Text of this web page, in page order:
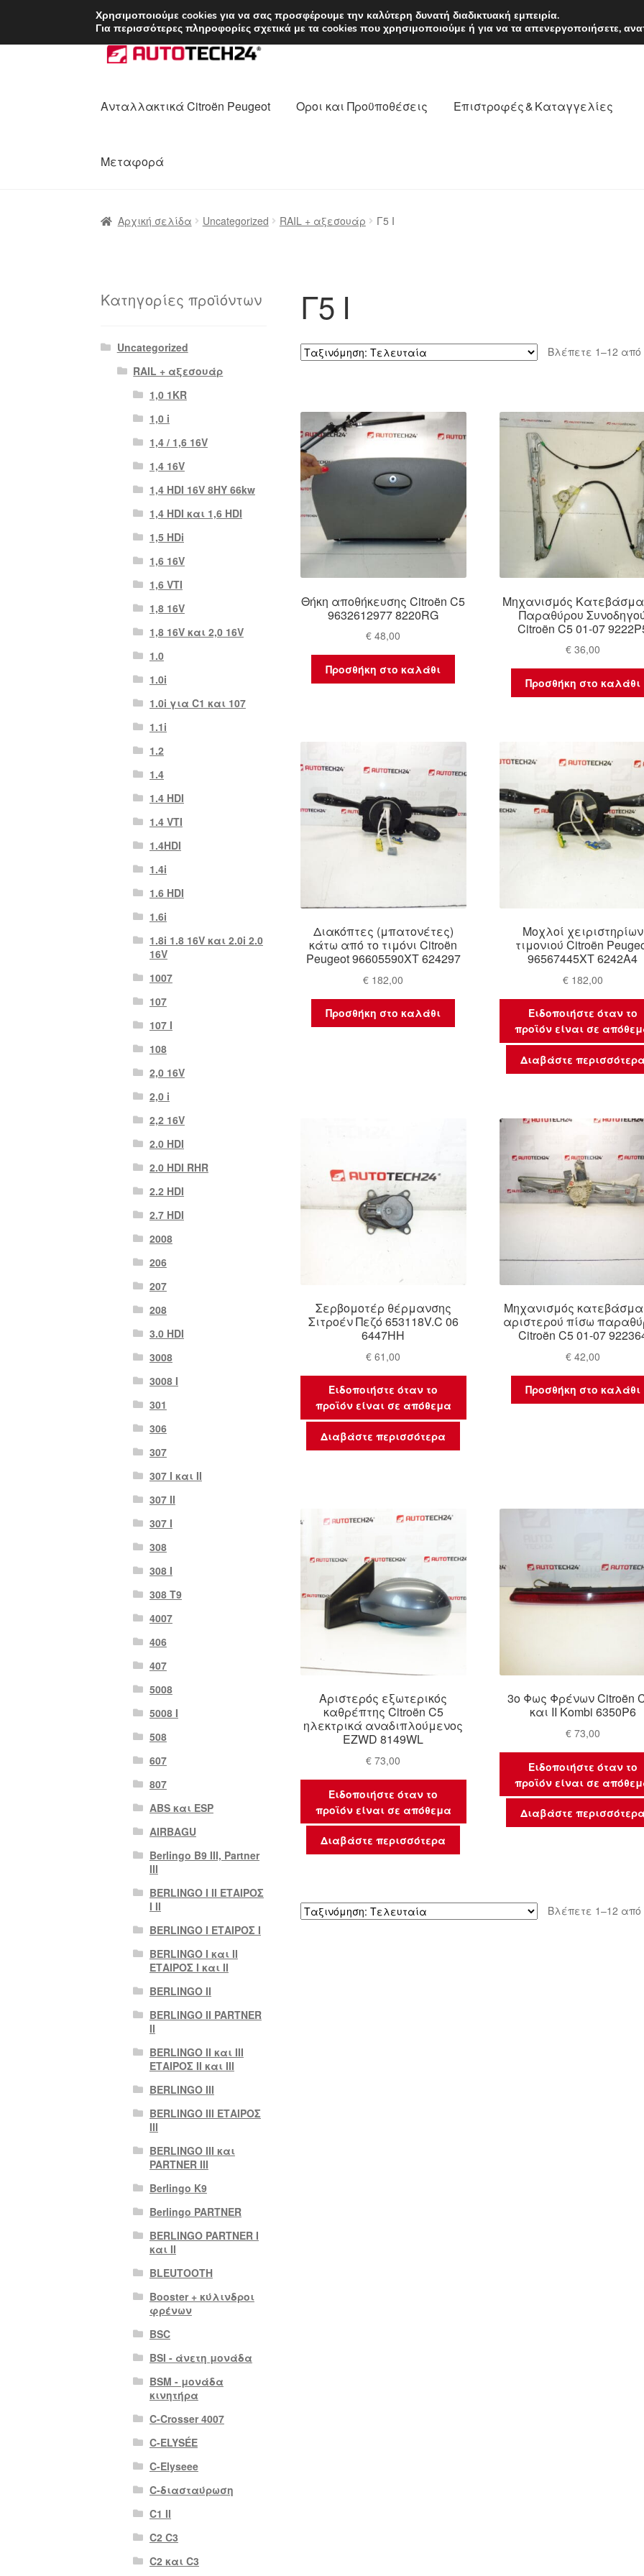
ΑΠΟΣΤΟΛΗ από 7 EUR Δευτέρα-Παρ.
Απευθείας
μετάβαση
πλοήγηση
Μετάβαση
σε
Ανταλλακτικά Citroën Peugeot Οροι και Προϋποθέσεις Επιστροφές & Καταγγελίες
Μεταφορά
Αρχική σελίδα Uncategorized RAIL + αξεσουάρ Γ5 Ι
Γ5 Ι
Βλέπετε 1–12
Θήκη αποθήκευσης Citroën C5
9632612977 8220RG
€ 48,00
Προσθήκη στο καλάθι
Μηχανισμός
Παραθύρου
Citroën C5 01-07
€36,00
Προσθήκη στο καλάθι
Διακόπτες (μπατονέτες)
κάτω από το τιμόνι Citroën
Peugeot 96605590XT 624297
€ 182,00
Προσθήκη στο καλάθι
Μοχλοί χειριστηρίων
τιμονιού Citroën
96567445XT 6242A4
€182,00
Ειδοποιήστε όταν το
προϊόν είναι σε
Διαβάστε περισσότερα
Σερβομοτέρ θέρμανσης
Σιτροέν Πεζό 653118V.C 06
6447HH
€ 61,00
Ειδοποιήστε όταν το
προϊόν είναι σε απόθεμα
Διαβάστε περισσότερα
Μηχανισμός
αριστερού πίσω
Citroën C5 01-07
€42,00
Προσθήκη στο καλάθι
Αριστερός εξωτερικός
καθρέπτης Citroën C5
ηλεκτρικά αναδιπλούμενος
EZWD 8149WL
€ 73,00
Ειδοποιήστε όταν το
προϊόν είναι σε απόθεμα
Διαβάστε περισσότερα
3ο Φως Φρένων Citroën
και II Kombi 6350P6
€73,00
Ειδοποιήστε όταν το
προϊόν είναι σε
Διαβάστε περισσότερα
Βλέπετε 1–12
Κατηγορίες προϊόντων
Uncategorized
RAIL + αξεσουάρ
1,0 1KR
1,0 i
1,4 / 1,6 16V
1,4 16V
1,4 HDI 16V 8HY 66kw
1,4 HDI και 1,6 HDI
1,5 HDi
1,6 16V
1,6 VTI
1,8 16V
1,8 16V και 2,0 16V
1.0
1.0i
1.0i για C1 και 107
1.1i
1.2
1.4
1.4 HDI
1.4 VTI
1.4HDI
1.4i
1.6 HDI
1.6i
1.8i 1.8 16V και 2.0i 2.0
16V
1007
107
107 Ι
108
2,0 16V
2,0 i
2,2 16V
2.0 HDI
2.0 HDI RHR
2.2 HDI
2.7 HDI
2008
206
207
208
3.0 HDI
3008
3008 Ι
301
306
307
307 I και II
307 II
307 Ι
308
308 Ι
308 Τ9
4007
406
407
5008
5008 Ι
508
607
807
ABS και ESP
AIRBAGU
Berlingo B9 III, Partner
III
BERLINGO I II ΕΤΑΙΡΟΣ
I II
BERLINGO I ΕΤΑΙΡΟΣ Ι
BERLINGO I και II
ΕΤΑΙΡΟΣ I και II
BERLINGO II
BERLINGO II PARTNER
II
BERLINGO II και III
ΕΤΑΙΡΟΣ II και III
BERLINGO III
BERLINGO III ΕΤΑΙΡΟΣ
III
BERLINGO III και
PARTNER III
Berlingo K9
Berlingo PARTNER
BERLINGO PARTNER I
και II
BLEUTOOTH
Booster + κύλινδροι
φρένων
BSC
BSI - άνετη μονάδα
BSM - μονάδα
κινητήρα
C-Crosser 4007
C-ELYSÉE
C-Elyseee
C-διασταύρωση
C1 II
C2 C3
C2 και C3
Χρησιμοποιούμε cookies για να σας προσφέρουμε την καλύτερη δυνατή διαδικτυακή εμπειρία.
Για περισσότερες πληροφορίες σχετικά με τα cookies που χρησιμοποιούμε ή για να τα απενεργοποιήσετε,